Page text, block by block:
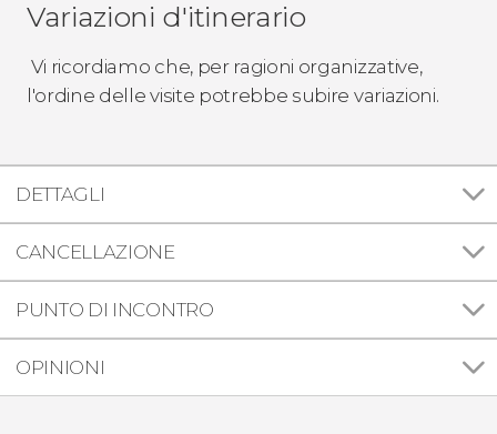
Variazioni d'itinerario
Vi ricordiamo che, per ragioni organizzative,
l'ordine delle visite potrebbe subire variazioni.
DETTAGLI
CANCELLAZIONE
PUNTO DI INCONTRO
OPINIONI